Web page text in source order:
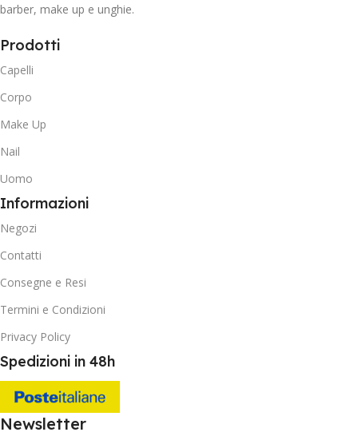
barber, make up e unghie.
Prodotti
Capelli
Corpo
Make Up
Nail
Uomo
Informazioni
Negozi
Contatti
Consegne e Resi
Termini e Condizioni
Privacy Policy
Spedizioni in 48h
Newsletter